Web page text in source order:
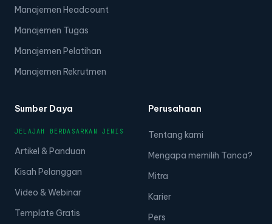
Manajemen Headcount
Manajemen Tugas
Manajemen Pelatihan
Manajemen Rekrutmen
Sumber Daya
JELAJAH BERDASARKAN JENIS
Artikel & Panduan
Kisah Pelanggan
Video & Webinar
Template Gratis
Perusahaan
Tentang kami
Mengapa memilih Tanca?
Mitra
Karier
Pers